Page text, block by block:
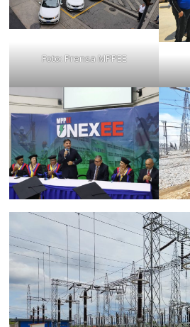
Foto: Prensa MPPEE